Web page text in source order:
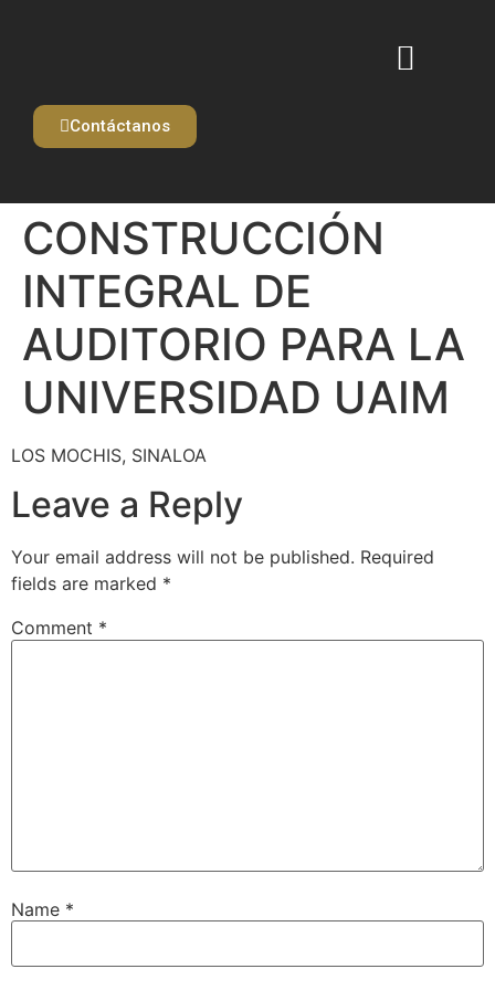
Contáctanos
CONSTRUCCIÓN
INTEGRAL DE
AUDITORIO PARA LA
UNIVERSIDAD UAIM
LOS MOCHIS, SINALOA
Leave a Reply
Your email address will not be published. Required
fields are marked *
Comment *
Name *